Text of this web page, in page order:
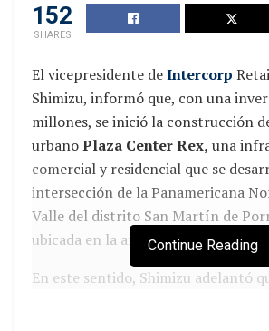
152
SHARES
El vicepresidente deIntercorp
Shimizu, informó que, con una
millones, se inició la construcción
urbanoPlaza CenterRex, una
comercial y residencial que se
intersección de la Panamericana
Valle del distrito San Martín de
ubicada en la antigua planta de
En este sentido, Shimizu adelantó
Continue Reading